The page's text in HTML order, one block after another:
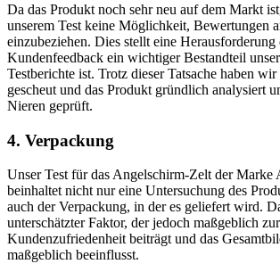
Da das Produkt noch sehr neu auf dem Markt
unserem Test keine Möglichkeit, Bewertungen
einzubeziehen. Dies stellt eine Herausforderung
Kundenfeedback ein wichtiger Bestandteil
Testberichte ist. Trotz dieser Tatsache haben
gescheut und das Produkt gründlich analysiert
Nieren geprüft.
4. Verpackung
Unser Test für das Angelschirm-Zelt der Marke
beinhaltet nicht nur eine Untersuchung des
auch der Verpackung, in der es geliefert wird.
unterschätzter Faktor, der jedoch maßgeblich zur
Kundenzufriedenheit beiträgt und das
maßgeblich beeinflusst.